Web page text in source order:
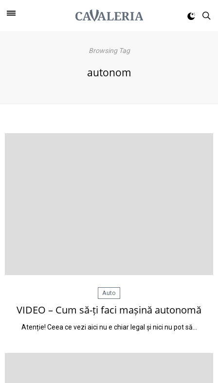
Browsing Tag
autonom
Auto
VIDEO – Cum să-ți faci mașină autonomă
Atenție! Ceea ce vezi aici nu e chiar legal și nici nu pot să…